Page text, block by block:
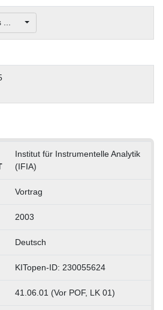
...
Institut für Instrumentelle Analytik
(IFIA)
Vortrag
2003
Deutsch
KITopen-ID: 230055624
41.06.01 (Vor POF, LK 01)